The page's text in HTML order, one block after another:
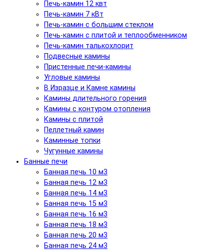
Печь-камин 12 квт
Печь-камин 7 кВт
Печь-камин с большим стеклом
Печь-камин с плитой и теплообменником
Печь-камин талькохлорит
Подвесные камины
Пристенные печи-камины
Угловые камины
В Изразце и Камне камины
Камины длительного горения
Камины с контуром отопления
Камины с плитой
Пеллетный камин
Каминные топки
Чугунные камины
Банные печи
Банная печь 10 м3
Банная печь 12 м3
Банная печь 14 м3
Банная печь 15 м3
Банная печь 16 м3
Банная печь 18 м3
Банная печь 20 м3
Банная печь 24 м3